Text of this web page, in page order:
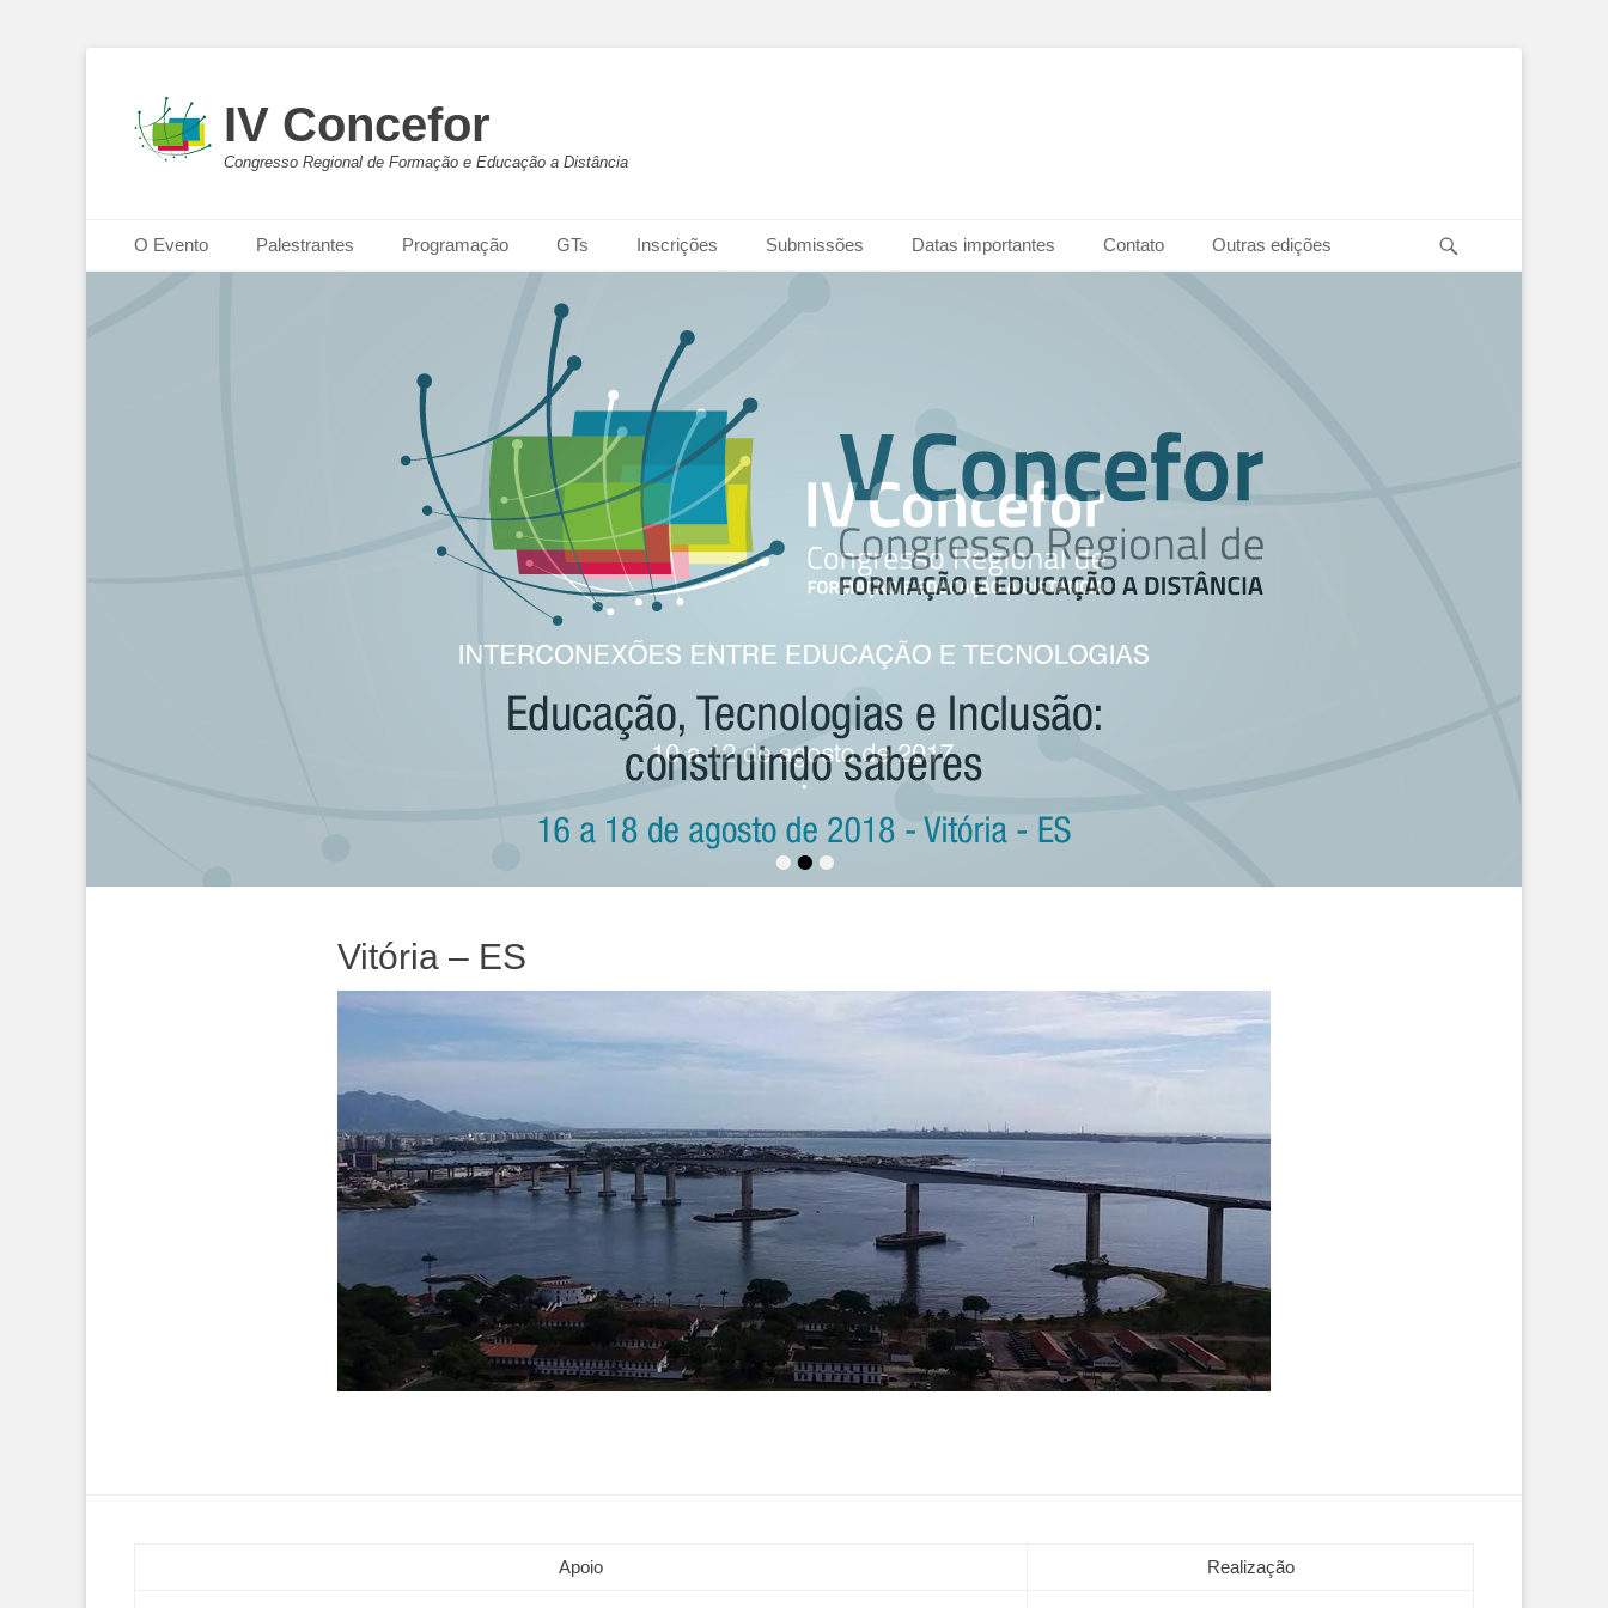
IV Concefor
Congresso Regional de Formação e Educação a Distância
Menu principal
para
O Evento Palestrantes Programação GTs Inscrições Submissões Datas importantes Contato Outras edições
•••
_
Postada naporadmin
Vitória – ES
Apoio Realização